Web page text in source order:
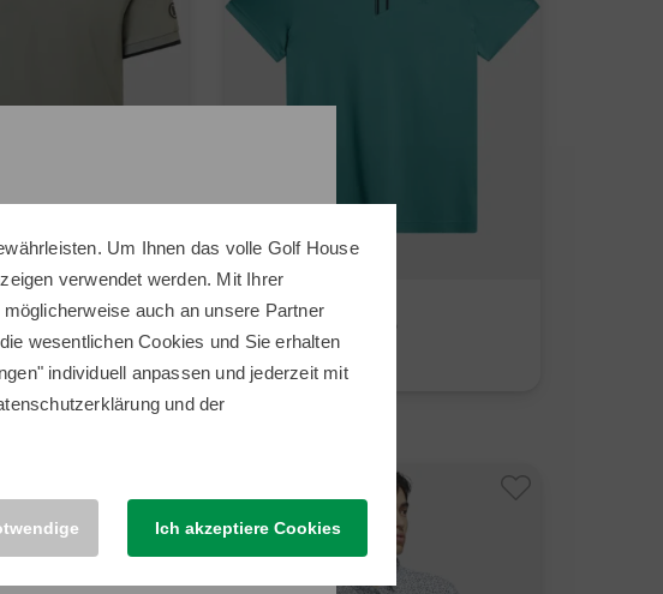
Polo
€
J.Lindeberg
89,95 € 64,95 €
Um Ihnen das volle Golf House
verwendet werden. Mit Ihrer
auch an unsere Partner
wesentlichen Cookies und Sie erhalten
individuell anpassen und jederzeit mit
und der
Ich akzeptiere Cookies